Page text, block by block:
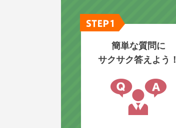
簡単な質問に
サクサク答えよう！